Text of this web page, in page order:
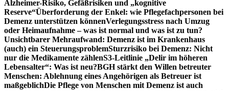
Alzheimer-Risiko, Gefäßrisiken und „kognitive
Reserve“Überforderung der Enkel: wie Pflegefachpersonen bei
Demenz unterstützen könnenVerlegungsstress nach Umzug
oder Heimaufnahme – was ist normal und was ist zu tun?
Unsichtbarer Mehraufwand: Demenz ist im Krankenhaus
(auch) ein SteuerungsproblemSturzrisiko bei Demenz: Nicht
nur die Medikamente zählenS3-Leitlinie „Delir im höheren
Lebensalter“: Was ist neu?BGH stärkt den Willen betreuter
Menschen: Ablehnung eines Angehörigen als Betreuer ist
maßgeblichDie Pflege von Menschen mit Demenz ist auch